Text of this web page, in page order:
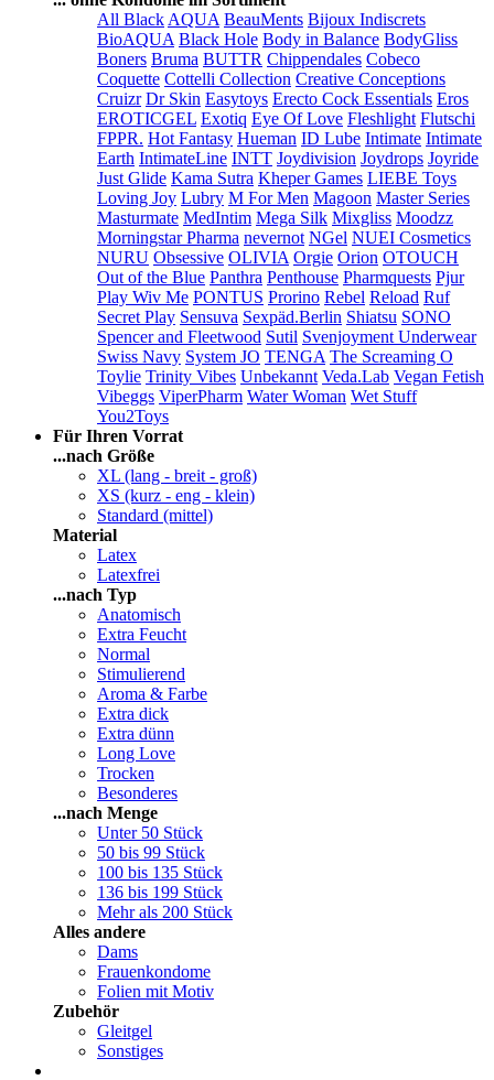
All Black AQUA BeauMents Bijoux Indiscrets
BioAQUA Black Hole Body in Balance BodyGliss
Boners Bruma BUTTR Chippendales Cobeco
Coquette Cottelli Collection Creative Conceptions
Cruizr Dr Skin Easytoys Erecto Cock Essentials Eros
EROTICGEL Exotiq Eye Of Love Fleshlight Flutschi
FPPR. Hot Fantasy Hueman ID Lube Intimate Intimate
Earth IntimateLine INTT Joydivision Joydrops Joyride
Just Glide Kama Sutra Kheper Games LIEBE Toys
Loving Joy Lubry M For Men Magoon Master Series
Masturmate MedIntim Mega Silk Mixgliss Moodzz
Morningstar Pharma nevernot NGel NUEI Cosmetics
NURU Obsessive OLIVIA Orgie Orion OTOUCH
Out of the Blue Panthra Penthouse Pharmquests Pjur
Play Wiv Me PONTUS Prorino Rebel Reload Ruf
Secret Play Sensuva Sexpäd.Berlin Shiatsu SONO
Spencer and Fleetwood Sutil Svenjoyment Underwear
Swiss Navy System JO TENGA The Screaming O
Toylie Trinity Vibes Unbekannt Veda.Lab Vegan Fetish
Vibeggs ViperPharm Water Woman Wet Stuff
You2Toys
Für Ihren Vorrat
...nach Größe
XL (lang - breit - groß)
XS (kurz - eng - klein)
Standard (mittel)
Material
Latex
Latexfrei
...nach Typ
Anatomisch
Extra Feucht
Normal
Stimulierend
Aroma & Farbe
Extra dick
Extra dünn
Long Love
Trocken
Besonderes
...nach Menge
Unter 50 Stück
50 bis 99 Stück
100 bis 135 Stück
136 bis 199 Stück
Mehr als 200 Stück
Alles andere
Dams
Frauenkondome
Folien mit Motiv
Zubehör
Gleitgel
Sonstiges